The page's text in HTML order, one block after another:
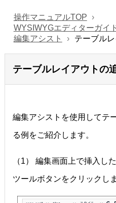
操作マニュアルTOP
WYSIWYGエディターガイ
編集アシスト
テーブル
テーブルレイアウトの
編集アシストを使用してテ
る例をご紹介します。
（1） 編集画面上で挿入し
ツールボタンをクリックしま